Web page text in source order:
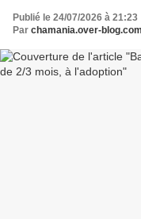
Publié le 24/07/2026 à 21:23
Par chamania.over-blog.com